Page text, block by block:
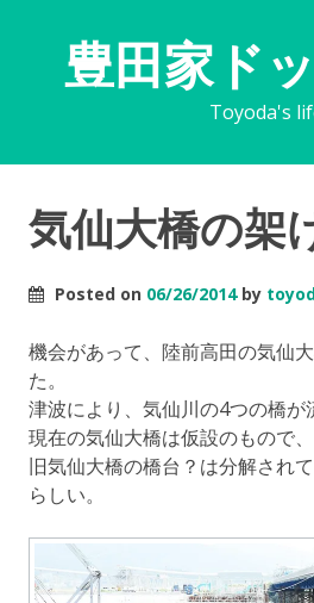
豊田家ド
Toyoda's
気仙大橋の架
Posted on 06/26/2014by
機会があって、陸前高田の気仙
た。
津波により、気仙川の4つの橋が
現在の気仙大橋は仮設のもので、
旧気仙大橋の橋台？は分解され
らしい。